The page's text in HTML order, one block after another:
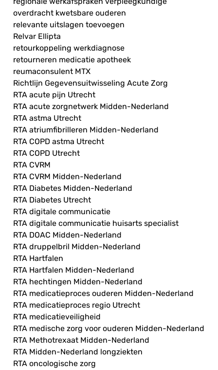
overdracht kwetsbare ouderen
relevante uitslagen toevoegen
Relvar Ellipta
retourkoppeling werkdiagnose
retourneren medicatie apotheek
reumaconsulent MTX
Richtlijn Gegevensuitwisseling Acute Zorg
RTA acute pijn Utrecht
RTA acute zorgnetwerk Midden-Nederland
RTA astma Utrecht
RTA atriumfibrilleren Midden-Nederland
RTA COPD astma Utrecht
RTA COPD Utrecht
RTA CVRM
RTA CVRM Midden-Nederland
RTA Diabetes Midden-Nederland
RTA Diabetes Utrecht
RTA digitale communicatie
RTA digitale communicatie huisarts specialist
RTA DOAC Midden-Nederland
RTA druppelbril Midden-Nederland
RTA Hartfalen
RTA Hartfalen Midden-Nederland
RTA hechtingen Midden-Nederland
RTA medicatieproces ouderen Midden-Nederland
RTA medicatieproces regio Utrecht
RTA medicatieveiligheid
RTA medische zorg voor ouderen Midden-Nederland
RTA Methotrexaat Midden-Nederland
RTA Midden-Nederland longziekten
RTA oncologische zorg